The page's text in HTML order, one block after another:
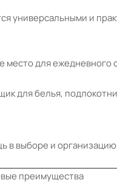
универсальными и
для
для белья,
и организацию
преимущества